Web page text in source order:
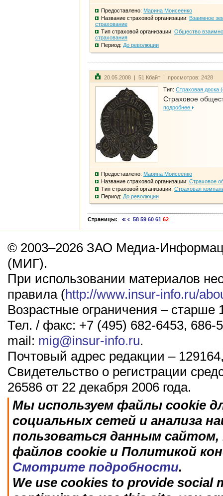
Предоставлено: Марина Моисеенко
Название страховой организации: Взаимное
страхование
Тип страховой организации: Общество
страхования
Период: До революции
20.05.2008 | 51 Кбайт | просмотров: 2428
Тип: Страховая доска
Страховое
подробнее
Предоставлено: Марина Моисеенко
Название страховой организации: Страховое
Тип страховой организации: Страховая
Период: До революции
Страницы: 58 59 60 61 62
© 2003–2026 ЗАО Медиа-
(МИГ).
При использовании материалов
правила (http://www.insur-info.ru/
Возрастные ограничения – старше
Тел. / факс: +7 (495) 682-6453, 686-
mail: mig@insur-info.ru.
Почтовый адрес редакции –
Свидетельство о регистрации
26586 от 22 декабря 2006 года.
Мы используем файлы cookie
социальных сетей и анализа
пользоваться данным
файлов cookie и Политикой
Смотрите подробности.
We use cookies to provide social